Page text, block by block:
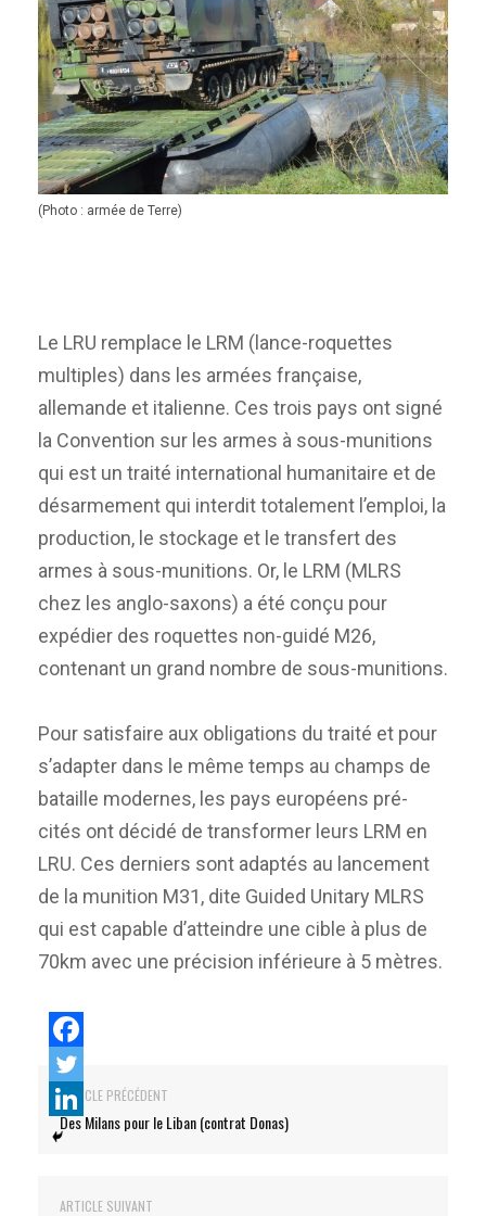
(Photo : armée de Terre)
Le LRU remplace le LRM (lance-roquettes
multiples) dans les armées française,
allemande et italienne. Ces trois pays ont signé
la Convention sur les armes à sous-munitions
qui est un traité international humanitaire et de
désarmement qui interdit totalement l’emploi, la
production, le stockage et le transfert des
armes à sous-munitions. Or, le LRM (MLRS
chez les anglo-saxons) a été conçu pour
expédier des roquettes non-guidé M26,
contenant un grand nombre de sous-munitions.
Pour satisfaire aux obligations du traité et pour
s’adapter dans le même temps au champs de
bataille modernes, les pays européens pré-
cités ont décidé de transformer leurs LRM en
LRU. Ces derniers sont adaptés au lancement
de la munition M31, dite Guided Unitary MLRS
qui est capable d’atteindre une cible à plus de
70km avec une précision inférieure à 5 mètres.
ARTICLE PRÉCÉDENT
Des Milans pour le Liban (contrat Donas)
ARTICLE SUIVANT